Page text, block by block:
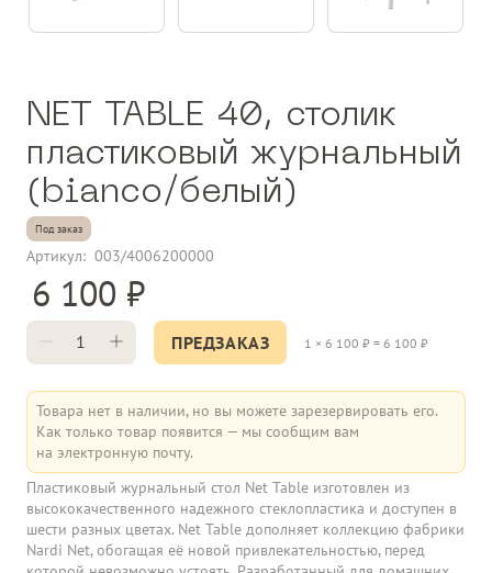
NET TABLE 40, столик
пластиковый журнальный
(bianco/белый)
Под заказ
Артикул: 003/4006200000
6 100
ПРЕДЗАКАЗ 1 ×6 100 ₽ = 6 100 ₽
Товара нет в наличии, но вы можете зарезервировать его.
Как только товар появится — мы сообщим вам
на электронную почту.
Пластиковый журнальный стол Net Table изготовлен из
высококачественного надежного стеклопластика и доступен в
шести разных цветах. Net Table дополняет коллекцию фабрики
Nardi Net, обогащая её новой привлекательностью, перед